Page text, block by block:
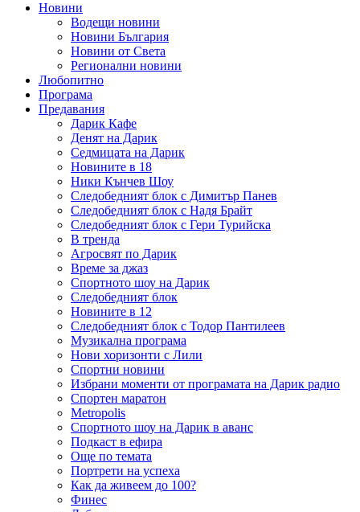
Новини
Водещи новини
Новини България
Новини от Света
Регионални новини
Любопитно
Програма
Предавания
Дарик Кафе
Денят на Дарик
Седмицата на Дарик
Новините в 18
Ники Кънчев Шоу
Следобедният блок с Димитър Панев
Следобедният блок с Надя Брайт
Следобедният блок с Гери Турийска
В тренда
Агросвят по Дарик
Време за джаз
Спортното шоу на Дарик
Следобедният блок
Новините в 12
Следобедният блок с Тодор Пантилеев
Музикална програма
Нови хоризонти с Лили
Спортни новини
Избрани моменти от програмата на Дарик радио
Спортен маратон
Metropolis
Спортното шоу на Дарик в аванс
Подкаст в ефира
Още по темата
Портрети на успеха
Как да живеем до 100?
Финес